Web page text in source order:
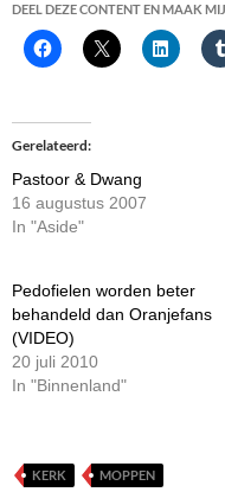
DEEL DEZE CONTENT EN MAAK
Gerelateerd
Pastoor & Dwang
16 augustus 2007
In "Aside"
Pedofielen worden beter
behandeld dan Oranjefans
(VIDEO)
20 juli 2010
In "Binnenland"
KERK MOPPEN